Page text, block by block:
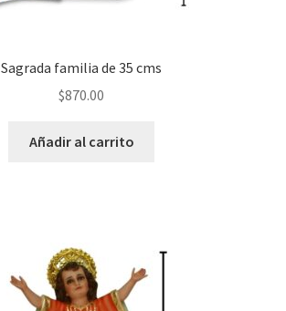
Sagrada familia de 35 cms
$870.00
Añadir al carrito